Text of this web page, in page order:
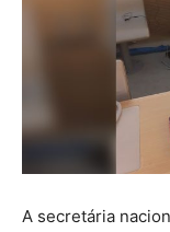
A secretária